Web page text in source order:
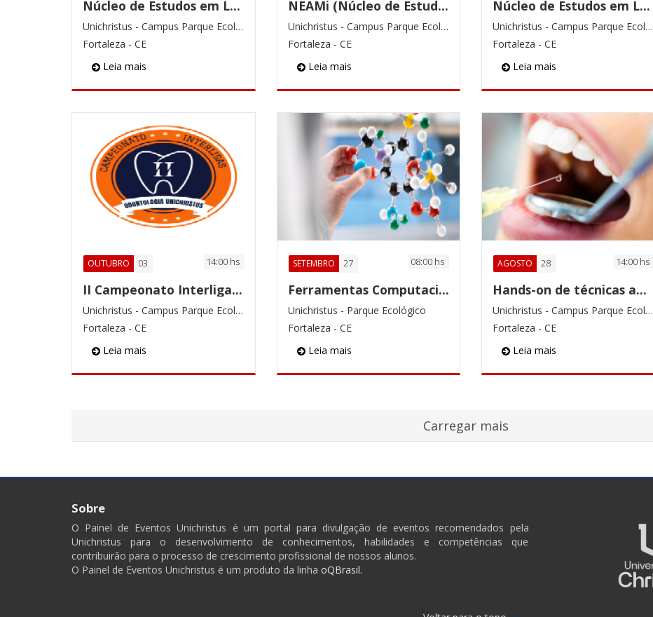
Núcleo de Estudos em Laserterapia na Odontologia
Unichristus - Campus Parque Ecológico
Fortaleza - CE
Leia mais
NEAMi (Núcleo de Estudo e Atenção à Microcefalia)
Unichristus - Campus Parque Ecológico
Fortaleza - CE
Leia mais
Núcleo de Estudos em Laserterapia na Odontologia
Unichristus - Campus Parque Ecológico
Fortaleza - CE
Leia mais
OUTUBRO 03 14:00 hs
II Campeonato Interligas Odontologia
Unichristus - Campus Parque Ecológico
Fortaleza - CE
Leia mais
SETEMBRO 27 08:00 hs
Ferramentas Computacionais:Aplicações e Inovações
Unichristus - Parque Ecológico
Fortaleza - CE
Leia mais
AGOSTO 28 14:00 hs
Hands-on de técnicas anestésicas - LOAC
Unichristus - Campus Parque Ecológico
Fortaleza - CE
Leia mais
Sobre
O Painel de Eventos Unichristus é um portal para divulgação de eventos recomendados pela
Unichristus para o desenvolvimento de conhecimentos, habilidades e competências que
contribuirão para o processo de crescimento profissional de nossos alunos.
O Painel de Eventos Unichristus é um produto da linha oQBrasil.